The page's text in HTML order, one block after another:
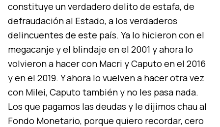
constituye un verdadero delito de estafa, de
defraudación al Estado, a los verdaderos
delincuentes de este país. Ya lo hicieron con el
megacanje y el blindaje en el 2001 y ahora lo
volvieron a hacer con Macri y Caputo en el 2016
y en el 2019. Y ahora lo vuelven a hacer otra vez
con Milei, Caputo también y no les pasa nada.
Los que pagamos las deudas y le dijimos chau al
Fondo Monetario, porque quiero recordar, cero